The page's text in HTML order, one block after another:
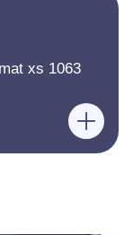
xs 1063